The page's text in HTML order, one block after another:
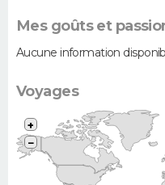
Mes goûts et
Aucune information
Voyages
+
−